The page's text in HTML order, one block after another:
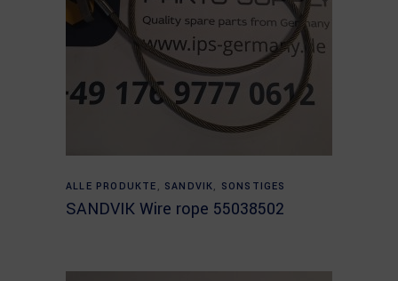
Read more
ALLE PRODUKTE , SANDVIK, SONSTIGES
SANDVIK Wire rope 55038502